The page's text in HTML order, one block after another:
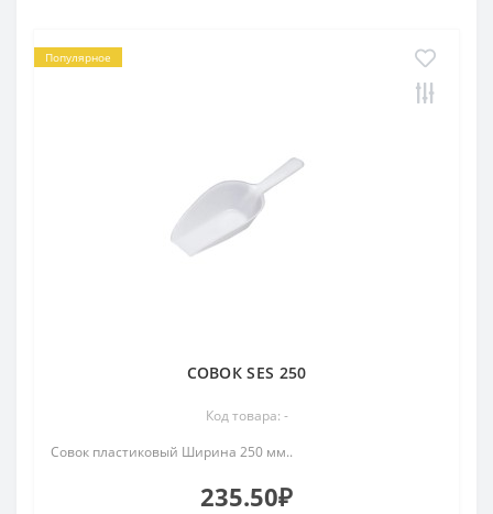
Популярное
СОВОК SES 250
Код товара: -
Совок пластиковый Ширина 250 мм..
235.50₽